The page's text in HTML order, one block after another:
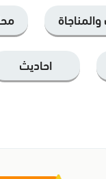
والمناجاة
احاديث